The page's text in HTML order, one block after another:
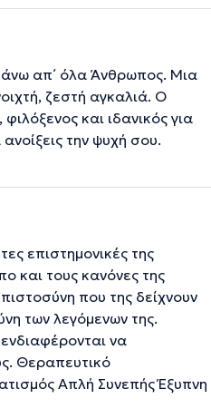
απ΄ όλα Άνθρωπος. Μια
ζεστή αγκαλιά. Ο
και ιδανικός για
την ψυχή σου.
επιστημονικές της
και τους κανόνες της
που της δείχνουν
των λεγόμενων της.
να
Θεραπευτικό
Απλή Συνεπής Έξυπνη